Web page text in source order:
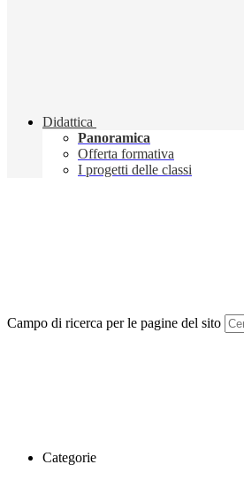
Didattica
Panoramica
Offerta formativa
I progetti delle classi
Campo di ricerca per le pagine del sito
Categorie